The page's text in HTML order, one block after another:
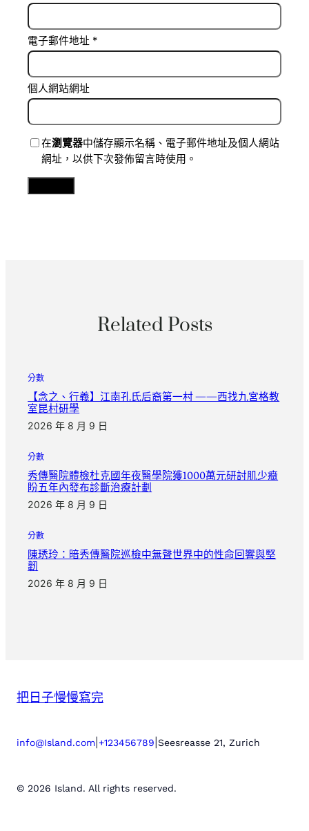
電子郵件地址 *
個人網站網址
在瀏覽器中儲存顯示名稱、電子郵件地址及個人網站
網址，以供下次發佈留言時使用。
Related Posts
分數
【念之、行義】江南孔氏后裔第一村 ——西找九宮格教
室昆村研學
2026 年 8 月 9 日
分數
秀傳醫院體檢杜克國年夜醫學院獲1000萬元研討肌少癥
盼五年內發布診斷治療計劃
2026 年 8 月 9 日
分數
陳琇玲：暗秀傳醫院巡檢中無聲世界中的性命回響與堅
韌
2026 年 8 月 9 日
把日子慢慢寫完
info@Island.com +123456789 Seesreasse 21, Zurich
© 2026 Island. All rights reserved.